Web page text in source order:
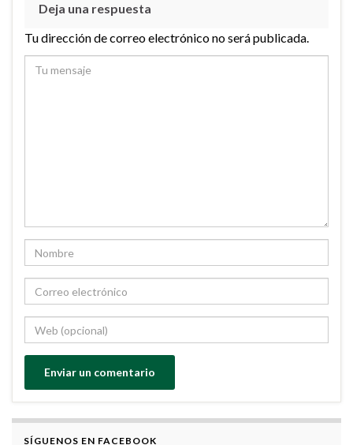
Deja una respuesta
Tu dirección de correo electrónico no será publicada.
SÍGUENOS EN FACEBOOK